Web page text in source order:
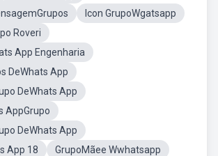
Icon GrupoWgatsapp
Roveri
App Engenharia
DeWhats App
DeWhats App
AppGrupo
DeWhats App
App 18
GrupoMãee Wwhatsapp